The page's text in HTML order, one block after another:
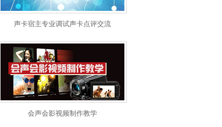
声卡宿主专业调试声卡点评交流
会声会影视频制作教学